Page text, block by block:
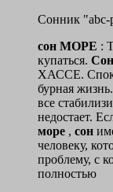
Сонник "abc-
сон МОРЕ :
купаться. Сон
ХАССЕ.
бурная
все
недостает.
море , сон
человеку,
проблему, с
полностью